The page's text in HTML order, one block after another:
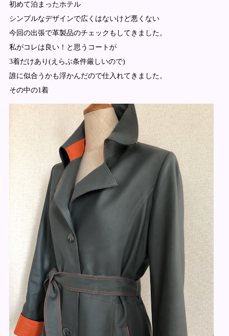
初めて泊まったホテル
シンプルなデザインで広くはないけど悪くない
今回の出張で革製品のチェックもしてきました。
私がコレは良い！と思うコートが
3着だけあり(えらぶ条件厳しいので)
誰に似合うかも浮かんだので仕入れてきました。
その中の1着